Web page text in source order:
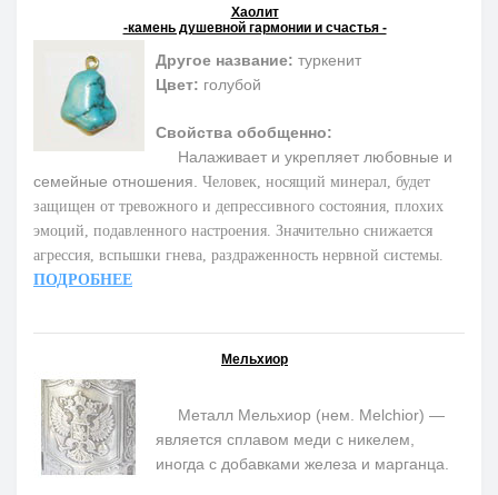
Хаолит
-камень душевной гармонии и счастья -
Другое название: туркенит
Цвет: голубой
Свойства обобщенно:
Налаживает и укрепляет любовные и
семейные отношения. Человек, носящий минерал, будет
защищен от тревожного и депрессивного состояния, плохих
эмоций, подавленного настроения. Значительно снижается
агрессия, вспышки гнева, раздраженность нервной системы.
ПОДРОБНЕЕ
Мельхиор
Металл Мельхиор (нем. Melchior) —
является сплавом меди с никелем,
иногда с добавками железа и марганца.